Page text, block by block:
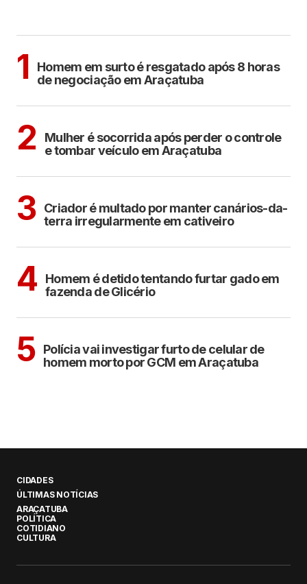
1
Homem em surto é resgatado após 8 horas
de negociação em Araçatuba
2
Mulher é socorrida após perder o controle
e tombar veículo em Araçatuba
3 Criador é multado por manter canários-da-
terra irregularmente em cativeiro
4
Homem é detido tentando furtar gado em
fazenda de Glicério
5 Polícia vai investigar furto de celular de
homem morto por GCM em Araçatuba
CIDADES
ÚLTIMAS NOTÍCIAS
ARAÇATUBA
POLÍTICA
COTIDIANO
CULTURA